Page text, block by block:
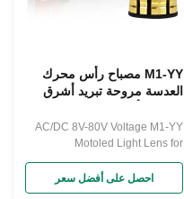
M1-YY مصباح رأس محرك
العدسة مروحة تبريد أشرق
AC/DC 8V-80V Voltage M1-YY
Motoled Light Lens for
Motorcycle Fan Cooling
Headlight Products Description
احصل على أفضل سعر